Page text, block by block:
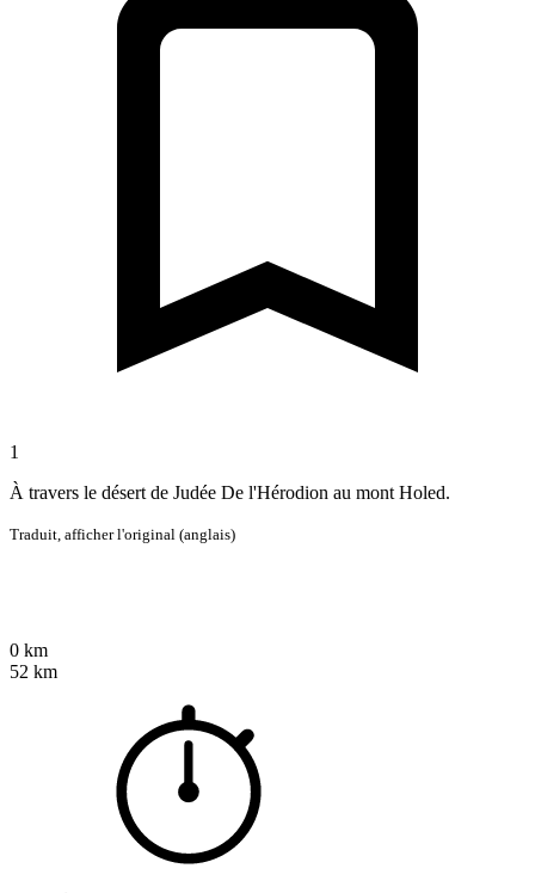
1
À travers le désert de Judée De l'Hérodion au mont Holed.
Traduit, afficher l'original (anglais)
0 km
52 km